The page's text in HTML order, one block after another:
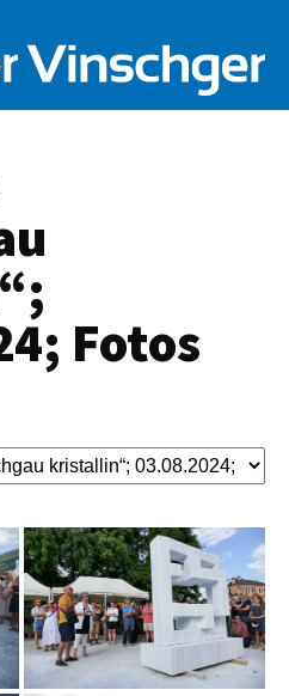
Fotos